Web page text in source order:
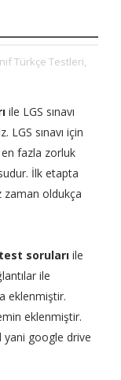
Türkçe Testleri,
ile LGS sınavı
sınavı için
en fazla zorluk
İlk etapta
zaman oldukça
sorularıile
ile
eklenmiştir.
eklenmiştir.
yani google drive